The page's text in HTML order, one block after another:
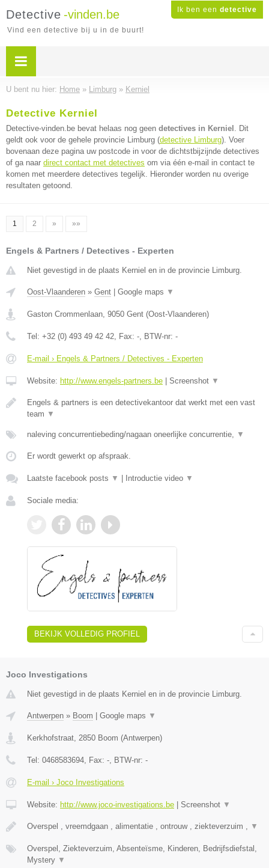
Ik ben een detective
Detective -vinden.be
Vind een detective bij u in de buurt!
U bent nu hier: Home » Limburg » Kerniel
Detective Kerniel
Detective-vinden.be bevat helaas nog geen detectives in Kerniel . Dit
geldt ook voor de gehele provincie Limburg (detective Limburg). Voer
bovenaan deze pagina uw postcode in voor de dichtstbijzijnde detectives
of ga naar direct contact met detectives om via één e-mail in contact te
komen met meerdere detectives tegelijk. Hieronder worden nu overige
resultaten getoond.
1 2 » »»
Engels & Partners / Detectives - Experten
Niet gevestigd in de plaats Kerniel en in de provincie Limburg.
Oost-Vlaanderen » Gent Google maps ▼
Gaston Crommenlaan, 9050 Gent (Oost-Vlaanderen)
Tel: +32 (0) 493 49 42 42, Fax: -, BTW-nr: -
E-mail › Engels & Partners / Detectives - Experten
Website: http://www.engels-partners.be Screenshot ▼
Engels & partners is een detectivekantoor dat werkt met een vast
team ▼
naleving concurrentiebeding/nagaan oneerlijke concurrentie, ▼
Er wordt gewerkt op afspraak.
Laatste facebook posts ▼ Introductie video ▼
Sociale media:
BEKIJK VOLLEDIG PROFIEL
Joco Investigations
Niet gevestigd in de plaats Kerniel en in de provincie Limburg.
Antwerpen » Boom Google maps ▼
Kerkhofstraat, 2850 Boom (Antwerpen)
Tel: 0468583694, Fax: -, BTW-nr: -
E-mail › Joco Investigations
Website: http://www.joco-investigations.be Screenshot ▼
Overspel , vreemdgaan , alimentatie , ontrouw , ziekteverzuim , ▼
Overspel, Ziekteverzuim, Absenteïsme, Kinderen, Bedrijfsdiefstal,
Mystery ▼